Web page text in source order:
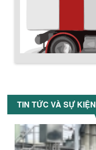
TIN TỨC VÀ SỰ KIỆN